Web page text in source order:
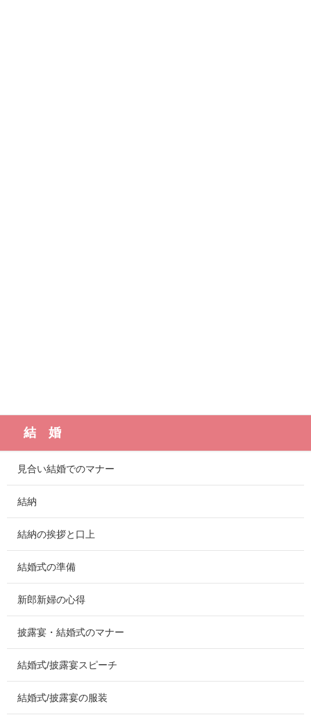
結 婚
見合い結婚でのマナー
結納
結納の挨拶と口上
結婚式の準備
新郎新婦の心得
披露宴・結婚式のマナー
結婚式/披露宴スピーチ
結婚式/披露宴の服装